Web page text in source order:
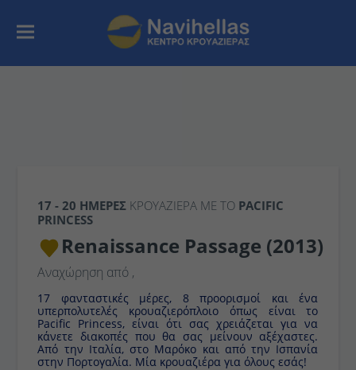
17 - 20 ΗΜΈΡΕΣ ΚΡΟΥΑΖΙΕΡΑ ΜΕ ΤΟ PACIFIC
PRINCESS
Renaissance Passage (2013)
Αναχώρηση από ,
17 φανταστικές μέρες, 8 προορισμοί και ένα
υπερπολυτελές κρουαζιερόπλοιο όπως είναι το
Pacific Princess, είναι ότι σας χρειάζεται για να
κάνετε διακοπές που θα σας μείνουν αξέχαστες.
Από την Ιταλία, στο Μαρόκο και από την Ισπανία
στην Πορτογαλία. Μία κρουαζιέρα για όλους εσάς!